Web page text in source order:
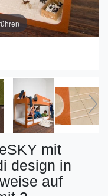
mit
design in
auf